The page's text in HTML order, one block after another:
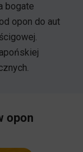
bogate
opon do aut
opon